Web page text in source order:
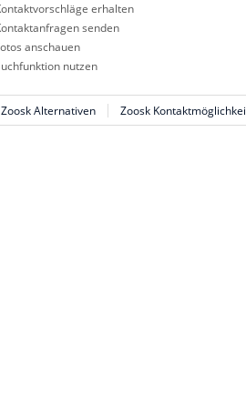
erhalten
senden
anschauen
nutzen
Zoosk Alternativen Zoosk